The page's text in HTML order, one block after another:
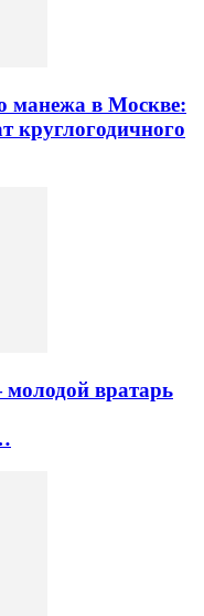
манежа в Москве:
круглогодичного
вратарь